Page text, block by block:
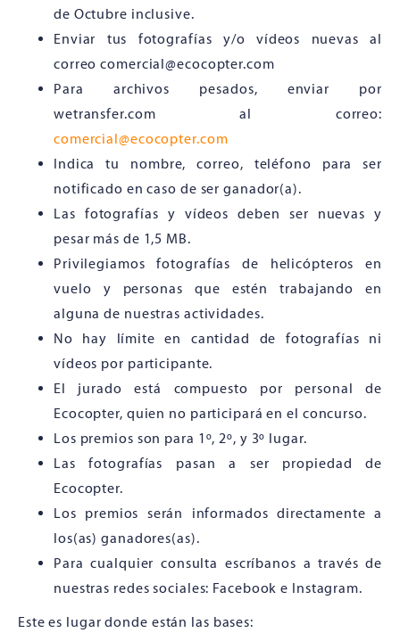
de Octubre inclusive.
Enviar tus fotografías y/o vídeos nuevas al
correo comercial@ecocopter.com
Para archivos pesados, enviar por
wetransfer.com al correo:
comercial@ecocopter.com
Indica tu nombre, correo, teléfono para ser
notificado en caso de ser ganador(a).
Las fotografías y vídeos deben ser nuevas y
pesar más de 1,5 MB.
Privilegiamos fotografías de helicópteros en
vuelo y personas que estén trabajando en
alguna de nuestras actividades.
No hay límite en cantidad de fotografías ni
vídeos por participante.
El jurado está compuesto por personal de
Ecocopter, quien no participará en el concurso.
Los premios son para 1º, 2º, y 3º lugar.
Las fotografías pasan a ser propiedad de
Ecocopter.
Los premios serán informados directamente a
los(as) ganadores(as).
Para cualquier consulta escríbanos a través de
nuestras redes sociales: Facebook e Instagram.
Este es lugar donde están las bases: